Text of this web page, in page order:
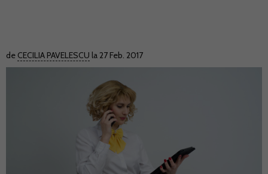
de CECILIA PAVELESCU la 27 Feb. 2017